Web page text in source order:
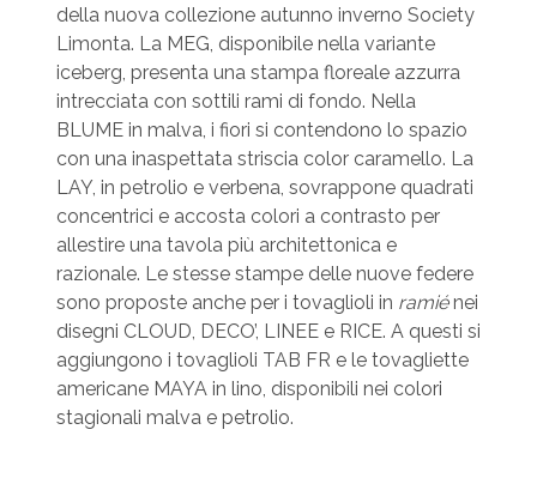
della nuova collezione autunno inverno Society
Limonta. La MEG, disponibile nella variante
iceberg, presenta una stampa floreale azzurra
intrecciata con sottili rami di fondo. Nella
BLUME in malva, i fiori si contendono lo spazio
con una inaspettata striscia color caramello. La
LAY, in petrolio e verbena, sovrappone quadrati
concentrici e accosta colori a contrasto per
allestire una tavola più architettonica e
razionale. Le stesse stampe delle nuove federe
sono proposte anche per i tovaglioli in ramiénei
disegni CLOUD, DECO’, LINEE e RICE. A questi si
aggiungono i tovaglioli TAB FR e le tovagliette
americane MAYA in lino, disponibili nei colori
stagionali malva e petrolio.